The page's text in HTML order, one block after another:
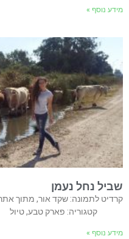
מידע נוסף »
שביל נחל נעמן
קרדיט לתמונה: שקד אור, מתוך אתר
קטגוריה: פארק טבע, טיול
מידע נוסף »